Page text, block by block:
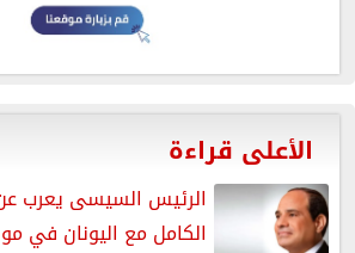
الأعلى قراءة
الرئيس السيسى يعرب
الكامل مع اليونان في